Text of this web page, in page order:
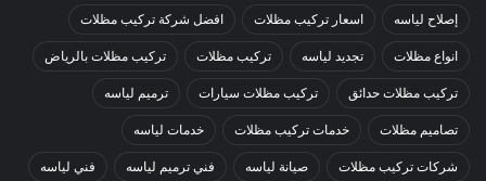
إصلاح لياسه اسعار تركيب مظلات افضل شركة تركيب مظلات
انواع مظلات تجديد لياسه تركيب مظلات تركيب مظلات بالرياض
تركيب مظلات حدائق تركيب مظلات سيارات ترميم لياسه
تصاميم مظلات خدمات تركيب مظلات خدمات لياسه
شركات تركيب مظلات صيانة لياسه فني ترميم لياسه فني لياسه